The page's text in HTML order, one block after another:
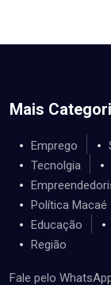
Mais
Emprego
Tecnolgia
Política Macaé
Educação
Região
Fale pelo